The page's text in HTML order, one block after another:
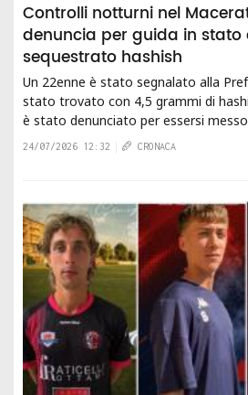
Controlli notturni nel
denuncia per guida in stato
sequestrato hashish
Un 22enne è stato segnalato alla
stato trovato con 4,5 grammi di
è stato denunciato per essersi
tasso alcolemico superiore ai limiti...
24/07/2026 12:32 CRONACA